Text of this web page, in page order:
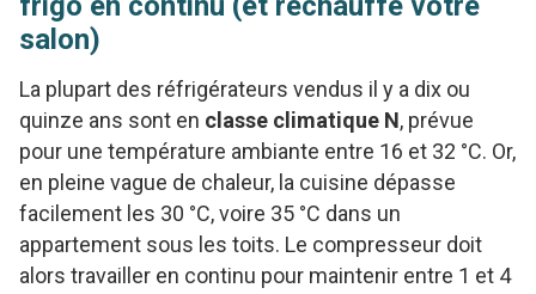
salon)
La plupart des réfrigérateurs vendus il y a dix ou
quinze ans sont en classe climatique N, prévue
pour une température ambiante entre 16 et 32 °C. Or,
en pleine vague de chaleur, la cuisine dépasse
facilement les 30 °C, voire 35 °C dans un
appartement sous les toits. Le compresseur doit
alors travailler en continu pour maintenir entre 1 et 4